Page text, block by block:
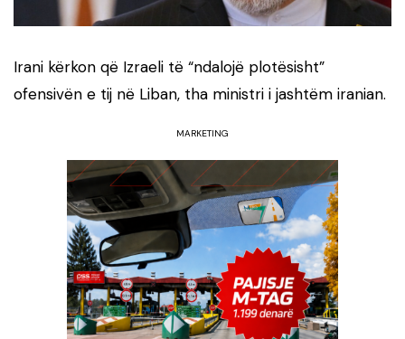
Irani kërkon që Izraeli të “ndalojë plotësisht”
ofensivën e tij në Liban, tha ministri i jashtëm iranian.
MARKETING